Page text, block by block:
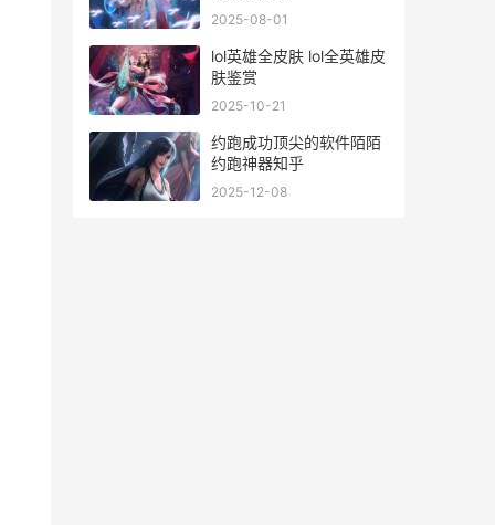
2025-08-01
lol英雄全皮肤 lol全英雄皮
肤鉴赏
2025-10-21
约跑成功顶尖的软件陌陌
约跑神器知乎
2025-12-08